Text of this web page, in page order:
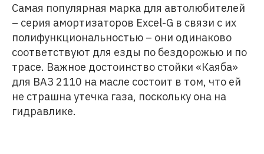
Самая популярная марка для автолюбителей
– серия амортизаторов Excel-G в связи с их
полифункциональностью – они одинаково
соответствуют для езды по бездорожью и по
трасе. Важное достоинство стойки «Каяба»
для ВАЗ 2110 на масле состоит в том, что ей
не страшна утечка газа, поскольку она на
гидравлике.